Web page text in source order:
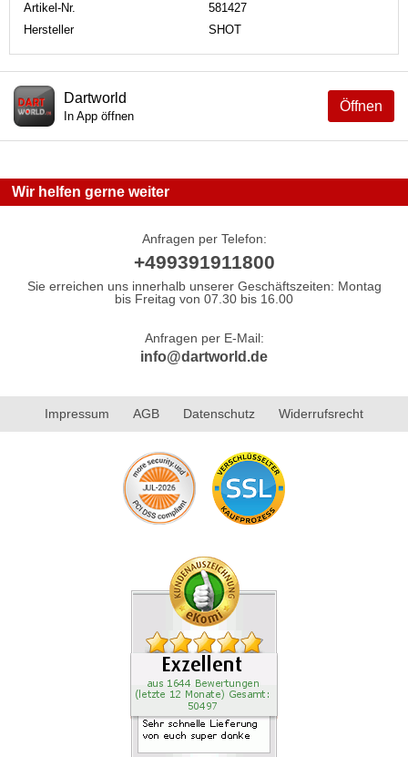
Artikel-Nr.
581427
Hersteller
SHOT
Öffnen
Dartworld
In App öffnen
Wir helfen gerne weiter
Anfragen per Telefon:
+499391911800
Sie erreichen uns innerhalb unserer Geschäftszeiten: Montag
bis Freitag von 07.30 bis 16.00
Anfragen per E-Mail:
info@dartworld.de
Impressum AGB Datenschutz Widerrufsrecht